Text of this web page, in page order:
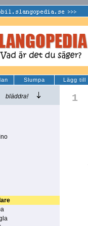
Slumpa Lägg till
bläddra!
1